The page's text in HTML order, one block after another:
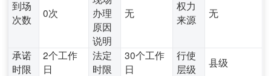
到场
次数
0次
办理
原因
说明
无
权力
来源
无
承诺
时限
2个工作
日
法定
时限
30个工作
日
行使
层级
县级